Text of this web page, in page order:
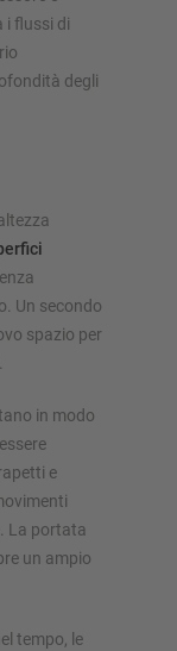
i flussi di
degli
Un secondo
spazio per
in modo
e
La portata
un ampio
tempo, le